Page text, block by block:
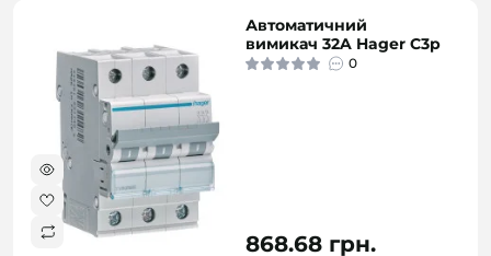
Автоматичний
вимикач 32A Hager C3p
0
868.68 грн.